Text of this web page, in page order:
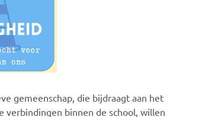
gemeenschap, die bijdraagt aan het
verbindingen binnen de school, willen